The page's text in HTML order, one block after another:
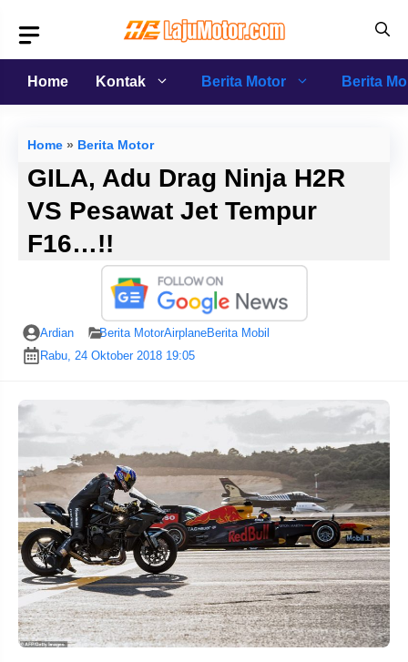
isi
Home
Kontak Berita Motor Berita
Home » Berita Motor
GILA, Adu Drag Ninja H2R
VS Pesawat Jet Tempur
F16…!!
Ardian Berita MotorAirplaneBerita Mobil
Rabu, 24 Oktober 2018 19:05